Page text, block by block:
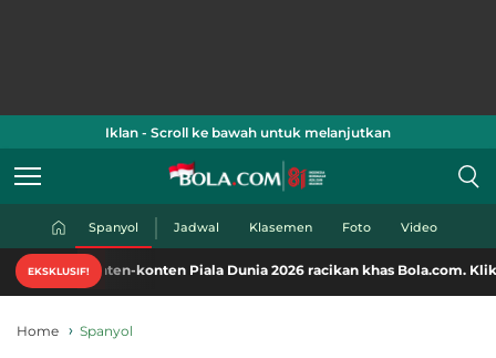
Iklan - Scroll ke bawah untuk melanjutkan
Spanyol Jadwal Klasemen Foto Video
EKSKLUSIF!
konten Piala Dunia 2026 racikan khas Bola.com. Klik di sini!
Home Spanyol